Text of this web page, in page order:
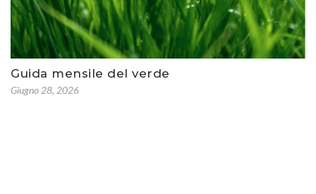
Guida mensile del verde
Giugno 28, 2026